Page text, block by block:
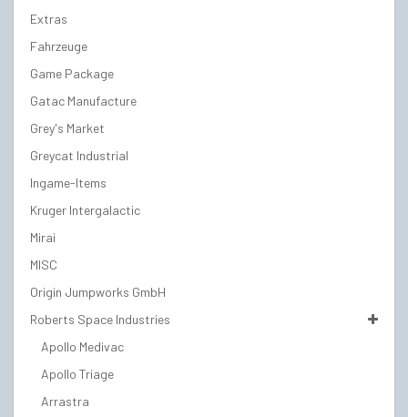
Extras
Fahrzeuge
Game Package
Gatac Manufacture
Grey's Market
Greycat Industrial
Ingame-Items
Kruger Intergalactic
Mirai
MISC
Origin Jumpworks GmbH
Roberts Space Industries
Apollo Medivac
Apollo Triage
Arrastra